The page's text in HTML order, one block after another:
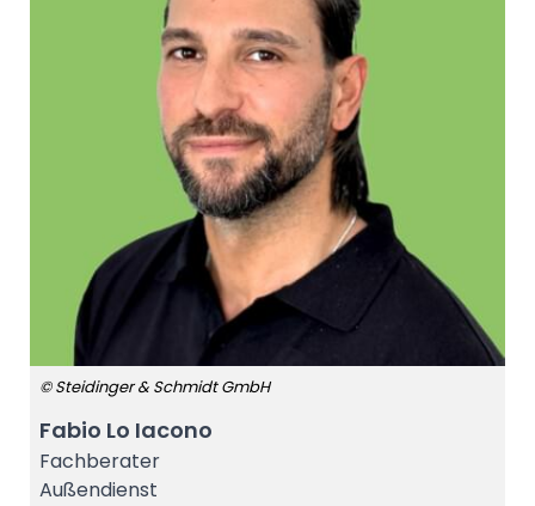
© Steidinger & Schmidt GmbH
Fabio Lo Iacono
Fachberater
Außendienst